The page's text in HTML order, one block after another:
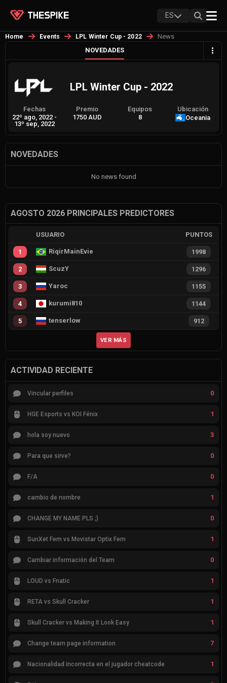
ES
Home Events LPL Winter Cup - 2022
News
NOVEDADES
LPL Winter Cup - 2022
Fechas
22º ago, 2022 -
13º sep, 2022
Premio
1750 AUD
Equipos
8
Ubicación
Oceania
NOVEDADES
No news found
AGOSTO 2026 PRINCIPALES PREDICTORES
USUARIO PUNTOS
1 RiqirMainEvie 1998
2 ScuzY 1296
3 Yaroc 1155
4 kurumi810 1144
5 tenserlow 912
VER MÁS
ACTIVIDAD RECIENTE
Vincular perfiles 0
HGE Esports vs KOI Fénix 1
hola soy nuevo 3
Para que sirve? 0
F/A 0
cambio de nombre 1
CHANGE MY NAME PLS ;) 0
SunXet Fem vs Movistar Optix Fem 1
Cambiar información del Team 0
LOUD vs Fnatic 1
RETA vs Skull Cracker 1
Skull Cracker vs Making It Look Easy 1
Change team page information 7
Nacionalidad incorrecta en el jugador cheatcode 1